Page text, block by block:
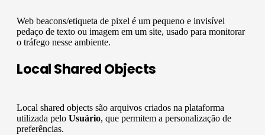
Web beacons/etiqueta de pixel é um pequeno e invisível
pedaço de texto ou imagem em um site, usado para monitorar
o tráfego nesse ambiente.
Local Shared Objects
Local shared objects são arquivos criados na plataforma
utilizada pelo Usuário, que permitem a personalização de
preferências.